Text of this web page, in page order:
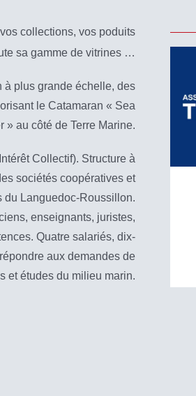
collections, vos poduits
sa gamme de vitrines …
à plus grande échelle, des
le Catamaran « Sea
» au côté de Terre Marine.
Collectif). Structure à
sociétés coopératives et
du Languedoc-Roussillon.
enseignants, juristes,
Quatre salariés, dix-
aux demandes de
et études du milieu marin.